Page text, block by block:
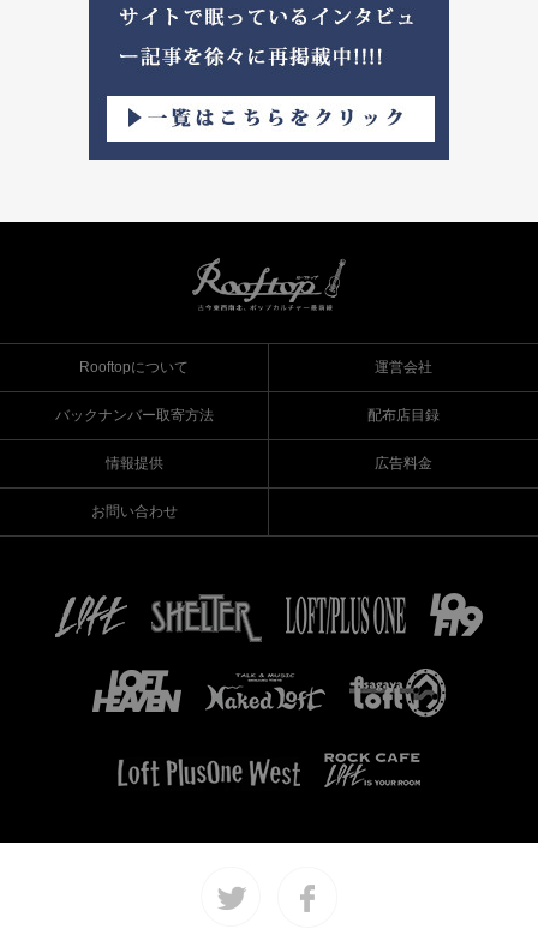
Rooftopについて 運営会社
バックナンバー取寄方法 配布店目録
情報提供 広告料金
お問い合わせ